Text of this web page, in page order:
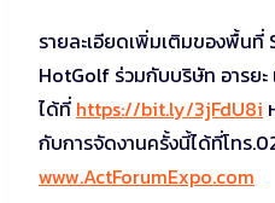
รายละเอียดเพิ่มเติมของพื้น
HotGolf ร่วมกับบริษัท อารย
ได้ที่ https://bit.ly/3jFdU8i
กับการจัดงานครั้งนี้ได้ที่โทร
www.ActForumExpo.com